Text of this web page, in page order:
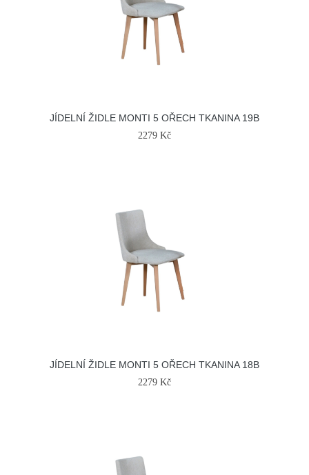
JÍDELNÍ ŽIDLE MONTI 5 OŘECH TKANINA 19B
2279 Kč
JÍDELNÍ ŽIDLE MONTI 5 OŘECH TKANINA 18B
2279 Kč